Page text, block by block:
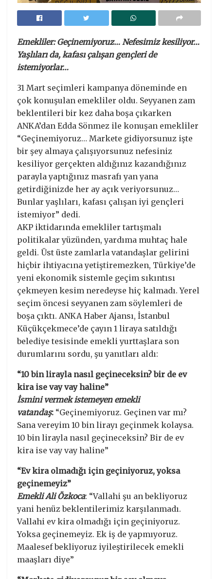
Emekliler: Geçinemiyoruz… Nefesimiz kesiliyor…
Yaşlıları da, kafası çalışan gençleri de
istemiyorlar…
31 Mart seçimleri kampanya döneminde en
çok konuşulan emekliler oldu. Seyyanen zam
beklentileri bir kez daha boşa çıkarken
ANKA’dan Edda Sönmez ile konuşan emekliler
“Geçinemiyoruz… Markete gidiyorsunuz işte
bir şey almaya çalışıyorsunuz nefesiniz
kesiliyor gerçekten aldığınız kazandığınız
parayla yaptığınız masrafı yan yana
getirdiğinizde her ay açık veriyorsunuz…
Bunlar yaşlıları, kafası çalışan iyi gençleri
istemiyor” dedi.
AKP iktidarında emekliler tartışmalı
politikalar yüzünden, yardıma muhtaç hale
geldi. Üst üste zamlarla vatandaşlar gelirini
hiçbir ihtiyacına yetiştiremezken, Türkiye’de
yeni ekonomik sistemle geçim sıkıntısı
çekmeyen kesim neredeyse hiç kalmadı. Yerel
seçim öncesi seyyanen zam söylemleri de
boşa çıktı. ANKA Haber Ajansı, İstanbul
Küçükçekmece’de çayın 1 liraya satıldığı
belediye tesisinde emekli yurttaşlara son
durumlarını sordu, şu yanıtları aldı:
“10 bin lirayla nasıl geçineceksin? bir de ev
kira ise vay vay haline”
İsmini vermek istemeyen emekli
vatandaş: “Geçinemiyoruz. Geçinen var mı?
Sana vereyim 10 bin lirayı geçinmek kolaysa.
10 bin lirayla nasıl geçineceksin? Bir de ev
kira ise vay vay haline”
“Ev kira olmadığı için geçiniyoruz, yoksa
geçinemeyiz”
Emekli Ali Özkoca: “Vallahi şu an bekliyoruz
yani henüz beklentilerimiz karşılanmadı.
Vallahi ev kira olmadığı için geçiniyoruz.
Yoksa geçinemeyiz. Ek iş de yapmıyoruz.
Maalesef bekliyoruz iyileştirilecek emekli
maaşları diye”